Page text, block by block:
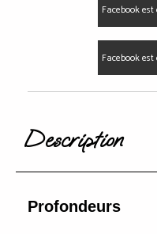
Facebook
Facebook
Description
Profondeurs